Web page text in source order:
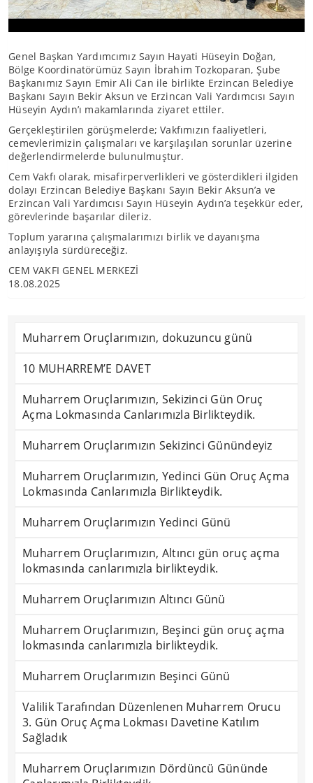
Genel Başkan Yardımcımız Sayın Hayati Hüseyin Doğan,
Bölge Koordinatörümüz Sayın İbrahim Tozkoparan, Şube
Başkanımız Sayın Emir Ali Can ile birlikte Erzincan Belediye
Başkanı Sayın Bekir Aksun ve Erzincan Vali Yardımcısı Sayın
Hüseyin Aydın’ı makamlarında ziyaret ettiler.
Gerçekleştirilen görüşmelerde; Vakfımızın faaliyetleri,
cemevlerimizin çalışmaları ve karşılaşılan sorunlar üzerine
değerlendirmelerde bulunulmuştur.
Cem Vakfı olarak, misafirperverlikleri ve gösterdikleri ilgiden
dolayı Erzincan Belediye Başkanı Sayın Bekir Aksun’a ve
Erzincan Vali Yardımcısı Sayın Hüseyin Aydın’a teşekkür eder,
görevlerinde başarılar dileriz.
Toplum yararına çalışmalarımızı birlik ve dayanışma
anlayışıyla sürdüreceğiz.
CEM VAKFI GENEL MERKEZİ
18.08.2025
Muharrem Oruçlarımızın, dokuzuncu günü
10 MUHARREM’E DAVET
Muharrem Oruçlarımızın, Sekizinci Gün Oruç
Açma Lokmasında Canlarımızla Birlikteydik.
Muharrem Oruçlarımızın Sekizinci Günündeyiz
Muharrem Oruçlarımızın, Yedinci Gün Oruç Açma
Lokmasında Canlarımızla Birlikteydik.
Muharrem Oruçlarımızın Yedinci Günü
Muharrem Oruçlarımızın, Altıncı gün oruç açma
lokmasında canlarımızla birlikteydik.
Muharrem Oruçlarımızın Altıncı Günü
Muharrem Oruçlarımızın, Beşinci gün oruç açma
lokmasında canlarımızla birlikteydik.
Muharrem Oruçlarımızın Beşinci Günü
Valilik Tarafından Düzenlenen Muharrem Orucu
3. Gün Oruç Açma Lokması Davetine Katılım
Sağladık
Muharrem Oruçlarımızın Dördüncü Gününde